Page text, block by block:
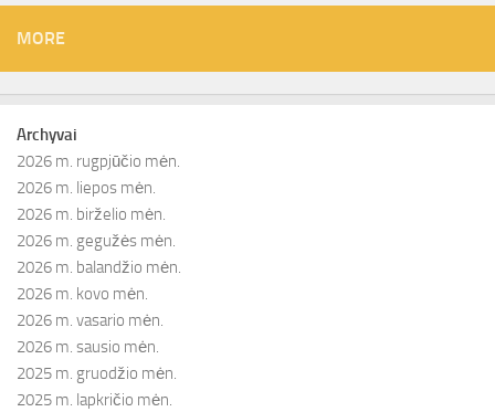
MORE
Archyvai
2026 m. rugpjūčio mėn.
2026 m. liepos mėn.
2026 m. birželio mėn.
2026 m. gegužės mėn.
2026 m. balandžio mėn.
2026 m. kovo mėn.
2026 m. vasario mėn.
2026 m. sausio mėn.
2025 m. gruodžio mėn.
2025 m. lapkričio mėn.